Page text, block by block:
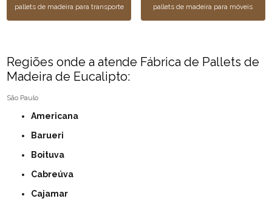
pallets de madeira para transporte pallets de madeira para móveis
Regiões onde a atende Fábrica de Pallets de
Madeira de Eucalipto:
São Paulo
Americana
Barueri
Boituva
Cabreúva
Cajamar